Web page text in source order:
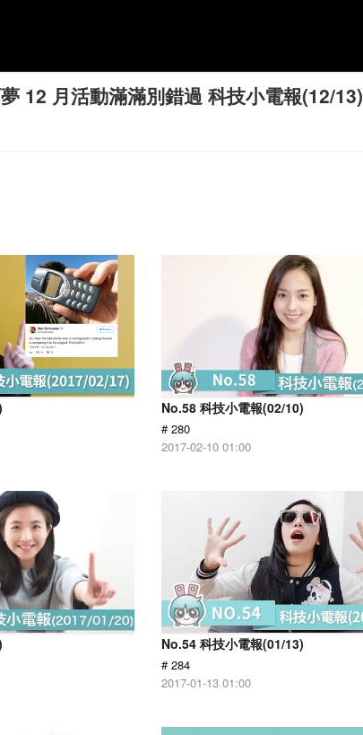
12 月活動滿滿別錯過 科技小電報(12/13)
No.58 科技小電報(02/10)
# 280
2017-02-10 01:00
No.54 科技小電報(01/13)
# 284
2017-01-13 01:00